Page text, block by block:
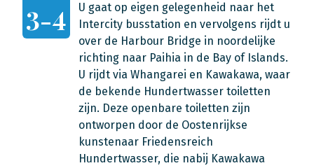
3-4
U gaat op eigen gelegenheid naar het
Intercity busstation en vervolgens rijdt u
over de Harbour Bridge in noordelijke
richting naar Paihia in de Bay of Islands.
U rijdt via Whangarei en Kawakawa, waar
de bekende Hundertwasser toiletten
zijn. Deze openbare toiletten zijn
ontworpen door de Oostenrijkse
kunstenaar Friedensreich
Hundertwasser, die nabij Kawakawa